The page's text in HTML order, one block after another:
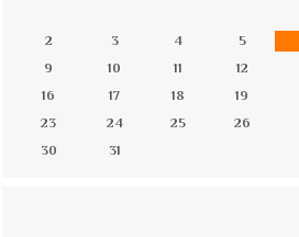
2
3 4 5
9
10 11 12
16
17 18 19
23
24 25 26
30
31